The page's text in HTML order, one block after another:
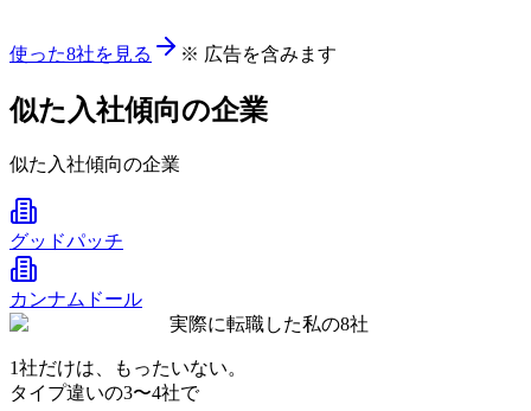
使った8社を見る ※ 広告を含みます
似た入社傾向の企業
似た入社傾向の企業
グッドパッチ
カンナムドール
実際に転職した私の8社
1社だけは、もったいない。
タイプ違いの3〜4社で